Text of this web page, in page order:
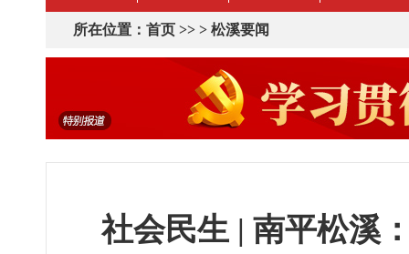
所在位置： 首页 >> > 松溪要闻
社会民生 | 南平松溪